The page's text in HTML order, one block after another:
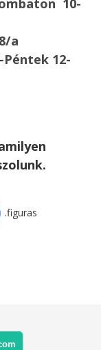
a
12-
.figuras